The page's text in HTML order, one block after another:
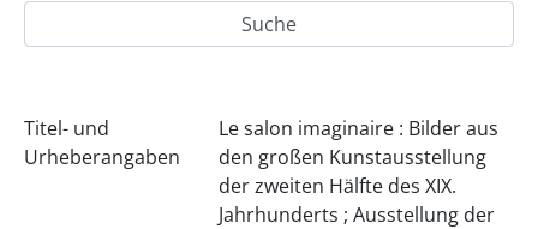
Titel- und
Urheberangaben
Le salon imaginaire : Bilder aus
den großen Kunstausstellung
der zweiten Hälfte des XIX.
Jahrhunderts ; Ausstellung der